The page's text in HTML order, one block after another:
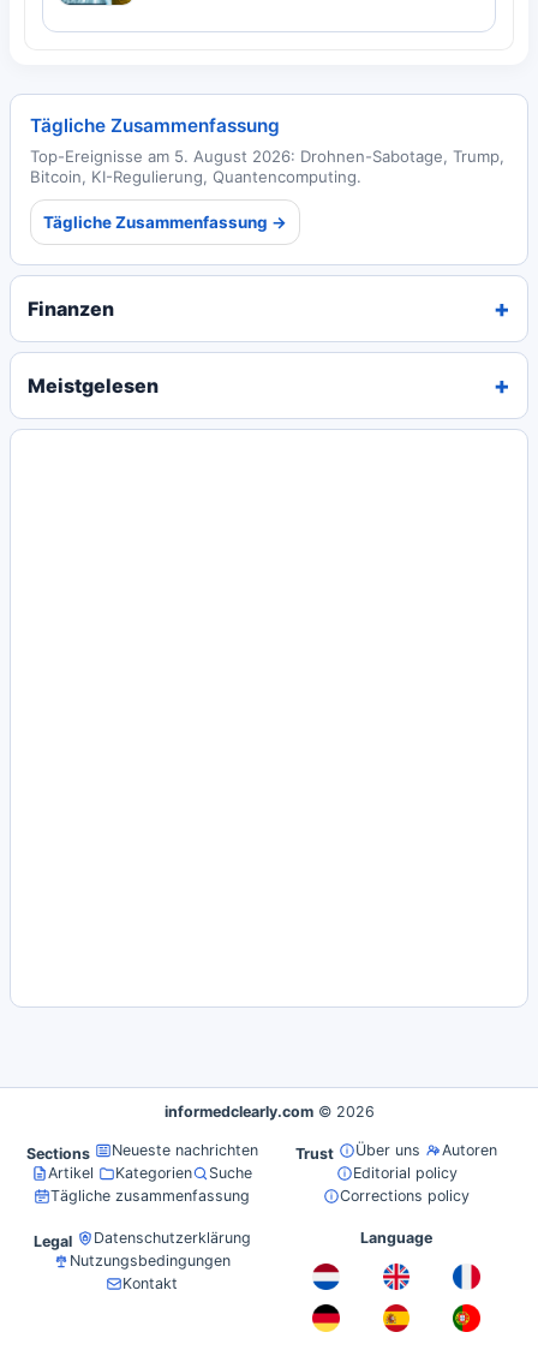
Tägliche Zusammenfassung
Top-Ereignisse am 5. August 2026: Drohnen-Sabotage, Trump,
Bitcoin, KI-Regulierung, Quantencomputing.
Tägliche Zusammenfassung →
Finanzen
Meistgelesen
informedclearly.com © 2026
Sections
Neueste nachrichten
Artikel
Kategorien
Suche
Tägliche zusammenfassung
Trust Über uns
Autoren
Editorial policy
Corrections policy
Legal
Datenschutzerklärung
Nutzungsbedingungen
Kontakt
Language